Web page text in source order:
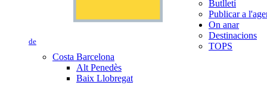
de
Butlletí
Publicar a
On anar
Destinacions
TOPS
Costa Barcelona
Alt Penedès
Baix Llobregat